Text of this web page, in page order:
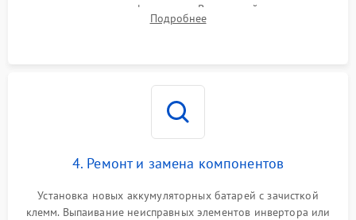
переключения и трансформатора. Визуальный поиск вздутых
конденсаторов и прогаров на печатной плате.
Подробнее
4. Ремонт и замена компонентов
Установка новых аккумуляторных батарей с зачисткой
клемм. Выпаивание неисправных элементов инвертора или